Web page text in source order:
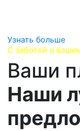
Узнать больше
С заботой о
Ваши
Наши